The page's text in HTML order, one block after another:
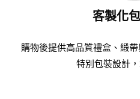
客製化
購物後提供高品質禮盒、緞
特別包裝設計